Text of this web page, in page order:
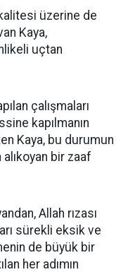
üzerine de
Kaya,
uçtan
çalışmaları
kapılmanın
Kaya, bu durumun
bir zaaf
Allah rızası
sürekli eksik ve
de büyük bir
her adımın